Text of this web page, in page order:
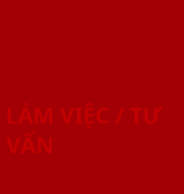
VIỆC / TƯ
VẤN